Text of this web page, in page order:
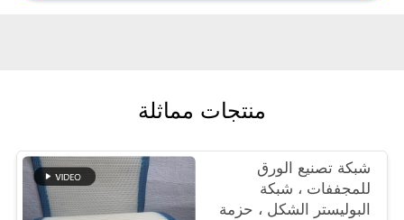
PRIVACY
POLICY
منتجات مماثلة
شبكة تصنيع الورق
للمجففات ، شبكة
البوليستر الشكل ، حزمة